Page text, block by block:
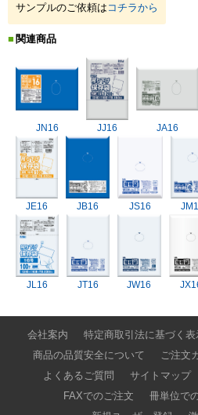
サンプルのご依頼は コチラから
関連商品
JN16 JJ16 JA16
JE16 JB16 JS16
JL16 JT16 JW16
会社案内 特定商取引法に基づく表
商品の品質安全について
ご注文
よくあるご質問
サイトマップ
FAXでのご注文
冊単位で